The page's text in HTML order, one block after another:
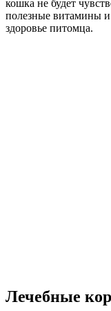
кошка не будет
полезные витамины
здоровье питомца.
Лечебные